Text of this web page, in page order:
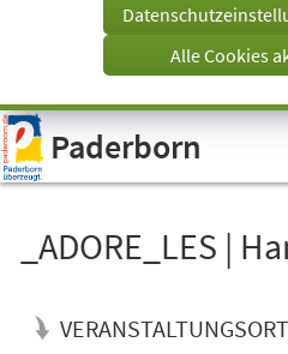
Visuelle
Assistenzsoftware
öffnen.
Tab)
Alle Cookies
Paderborn
_ADORE_LES |